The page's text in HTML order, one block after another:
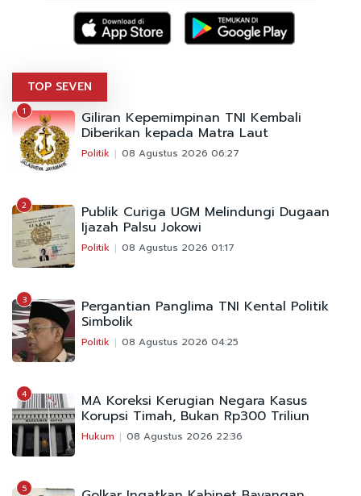
TOP SEVEN
1 Giliran Kepemimpinan TNI Kembali
Diberikan kepada Matra Laut
Politik 08 Agustus 2026 06:27
2 Publik Curiga UGM Melindungi Dugaan
Ijazah Palsu Jokowi
Politik 08 Agustus 2026 01:17
3 Pergantian Panglima TNI Kental Politik
Simbolik
Politik 08 Agustus 2026 04:25
4 MA Koreksi Kerugian Negara Kasus
Korupsi Timah, Bukan Rp300 Triliun
Hukum 08 Agustus 2026 22:36
5